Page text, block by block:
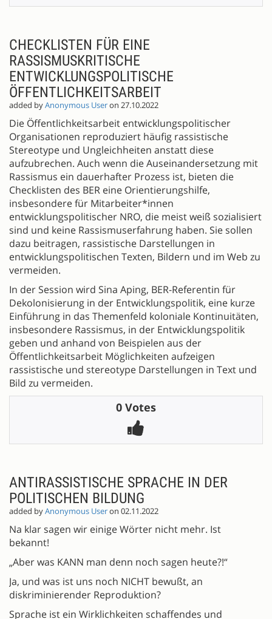
CHECKLISTEN FÜR EINE
RASSISMUSKRITISCHE
ENTWICKLUNGSPOLITISCHE
ÖFFENTLICHKEITSARBEIT
added byAnonymous Useron 27.10.2022
Die Öffentlichkeitsarbeit entwicklungspolitischer
Organisationen reproduziert häufig rassistische
Stereotype und Ungleichheiten anstatt diese
aufzubrechen. Auch wenn die Auseinandersetzung mit
Rassismus ein dauerhafter Prozess ist, bieten die
Checklisten des BER eine Orientierungshilfe,
insbesondere für Mitarbeiter*innen
entwicklungspolitischer NRO, die meist weiß sozialisiert
sind und keine Rassismuserfahrung haben. Sie sollen
dazu beitragen, rassistische Darstellungen in
entwicklungspolitischen Texten, Bildern und im Web zu
vermeiden.
In der Session wird Sina Aping, BER-Referentin für
Dekolonisierung in der Entwicklungspolitik, eine kurze
Einführung in das Themenfeld koloniale Kontinuitäten,
insbesondere Rassismus, in der Entwicklungspolitik
geben und anhand von Beispielen aus der
Öffentlichkeitsarbeit Möglichkeiten aufzeigen
rassistische und stereotype Darstellungen in Text und
Bild zu vermeiden.
0 Votes
ANTIRASSISTISCHE SPRACHE IN DER
POLITISCHEN BILDUNG
added byAnonymous Useron 02.11.2022
Na klar sagen wir einige Wörter nicht mehr. Ist
bekannt!
„Aber was KANN man denn noch sagen heute?!“
Ja, und was ist uns noch NICHT bewußt, an
diskriminierender Reproduktion?
Sprache ist ein Wirklichkeiten schaffendes und